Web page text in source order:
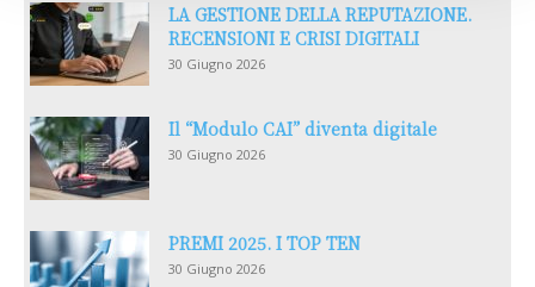
LA GESTIONE DELLA REPUTAZIONE.
RECENSIONI E CRISI DIGITALI
30 Giugno 2026
Il “Modulo CAI” diventa digitale
30 Giugno 2026
PREMI 2025. I TOP TEN
30 Giugno 2026